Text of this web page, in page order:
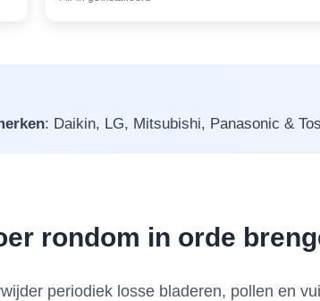
: Daikin, LG, Mitsubishi, Panasonic &
rondom in orde
periodiek losse bladeren, pollen en